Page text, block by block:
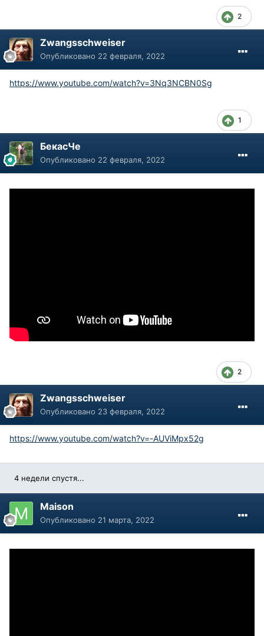
2
Zwangsschweiser
Опубликовано 22 февраля, 2022
https://www.youtube.com/watch?v=3Nq3NCBN0Sg
1
БекасЧе
Опубликовано 22 февраля, 2022
2
Zwangsschweiser
Опубликовано 23 февраля, 2022
https://www.youtube.com/watch?v=-AUViMpx52g
4 недели спустя...
Maison
Опубликовано 21 марта, 2022